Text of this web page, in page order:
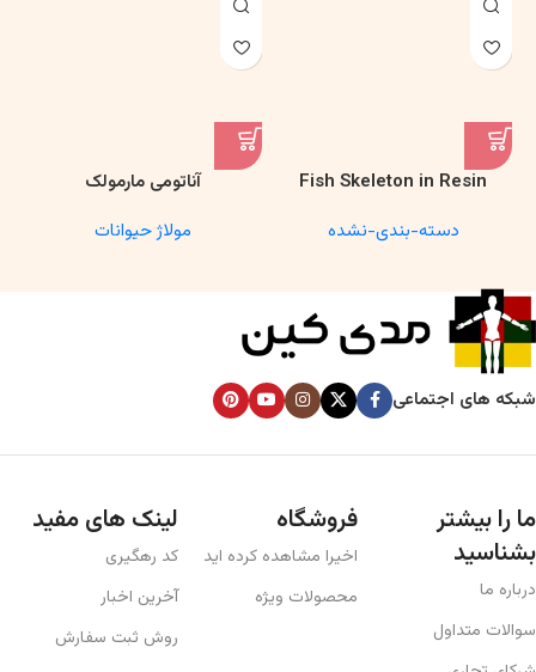
Fish Skeleton in Resin
Anatomy Specimen
دسته-بندی-نشده
آناتومی مارمولک
مولاژ حیوانات
شبکه های اجتماعی
ما را بیشتر
بشناسید
درباره ما
سوالات متداول
فروشگاه
اخیرا مشاهده کرده اید
محصولات ویژه
لینک های مفید
کد رهگیری
آخرین اخبار
روش ثبت سفارش